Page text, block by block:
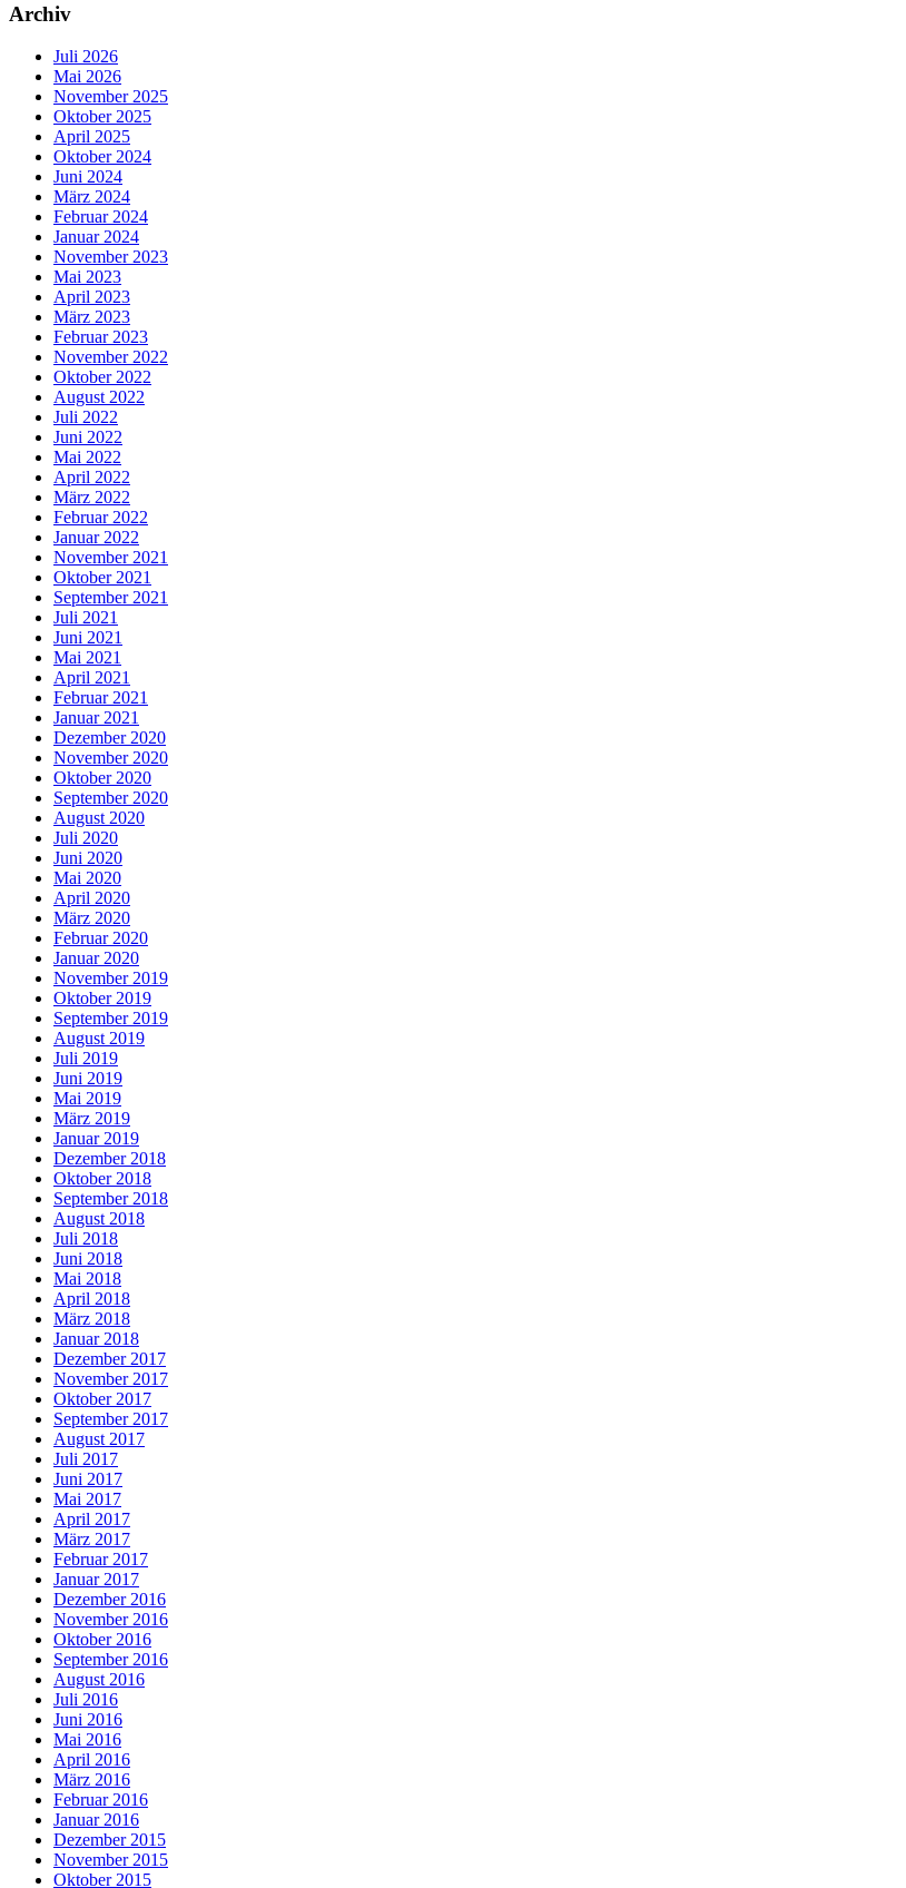
Archiv
Juli 2026
Mai 2026
November 2025
Oktober 2025
April 2025
Oktober 2024
Juni 2024
März 2024
Februar 2024
Januar 2024
November 2023
Mai 2023
April 2023
März 2023
Februar 2023
November 2022
Oktober 2022
August 2022
Juli 2022
Juni 2022
Mai 2022
April 2022
März 2022
Februar 2022
Januar 2022
November 2021
Oktober 2021
September 2021
Juli 2021
Juni 2021
Mai 2021
April 2021
Februar 2021
Januar 2021
Dezember 2020
November 2020
Oktober 2020
September 2020
August 2020
Juli 2020
Juni 2020
Mai 2020
April 2020
März 2020
Februar 2020
Januar 2020
November 2019
Oktober 2019
September 2019
August 2019
Juli 2019
Juni 2019
Mai 2019
März 2019
Januar 2019
Dezember 2018
Oktober 2018
September 2018
August 2018
Juli 2018
Juni 2018
Mai 2018
April 2018
März 2018
Januar 2018
Dezember 2017
November 2017
Oktober 2017
September 2017
August 2017
Juli 2017
Juni 2017
Mai 2017
April 2017
März 2017
Februar 2017
Januar 2017
Dezember 2016
November 2016
Oktober 2016
September 2016
August 2016
Juli 2016
Juni 2016
Mai 2016
April 2016
März 2016
Februar 2016
Januar 2016
Dezember 2015
November 2015
Oktober 2015